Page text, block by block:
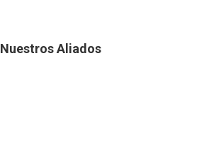
Nuestros Aliados